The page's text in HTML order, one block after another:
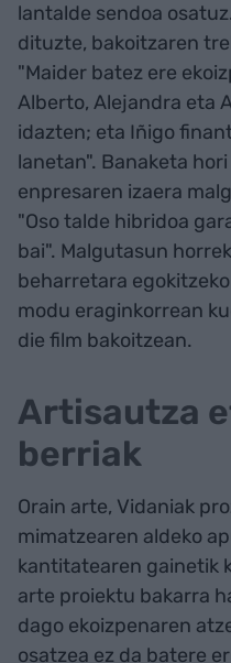
lantalde sendoa
dituzte, bakoitzaren
"Maider batez ere
Alberto, Alejandra eta
idazten; eta Iñigo
lanetan". Banaketa
enpresaren izaera
"Oso talde hibridoa
bai". Malgutasun
beharretara
modu eraginkorrean
die film bakoitzean.
Artisautza
berriak
Orain arte, Vidaniak
mimatzearen aldeko
kantitatearen gainetik
arte proiektu bakarra
dago ekoizpenaren
osatzea ez da batere